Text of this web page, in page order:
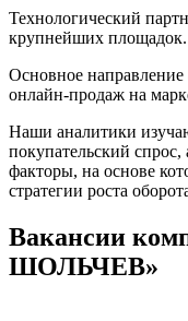
Технологический
крупнейших площадок.
Основное
онлайн-продаж на
Наши аналитики
покупательский спрос,
факторы, на основе
стратегии роста
Вакансии
ШОЛЬЧЕВ»